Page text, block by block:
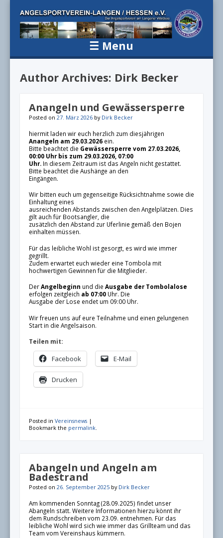
Langen /
e.V.
Der Angelsportverein am Langener Waldsee
☰ Menu
Skip to content
Author Archives: Dirk Becker
Anangeln und Gewässersperre
Posted on 27. März 2026 by Dirk Becker
hiermit laden wir euch herzlich zum diesjährigen
Anangeln am 29.03.2026 ein.
Bitte beachtet die Gewässersperre vom 27.03.2026,
00:00 Uhr bis zum 29.03.2026, 07:00
Uhr. In diesem Zeitraum ist das Angeln nicht gestattet.
Bitte beachtet die Aushänge an den
Eingängen.
Wir bitten euch um gegenseitige Rücksichtnahme sowie die
Einhaltung eines
ausreichenden Abstands zwischen den Angelplätzen. Dies
gilt auch für Bootsangler, die
zusätzlich den Abstand zur Uferlinie gemäß den Bojen
einhalten müssen.
Für das leibliche Wohl ist gesorgt, es wird wie immer
gegrillt.
Zudem erwartet euch wieder eine Tombola mit
hochwertigen Gewinnen für die Mitglieder.
DerAngelbeginn und die Ausgabe der Tombolalose
erfolgen zeitgleich ab 07:00 Uhr. Die
Ausgabe der Lose endet um 09:00 Uhr.
Wir freuen uns auf eure Teilnahme und einen gelungenen
Start in die Angelsaison.
Teilen mit:
Facebook E-Mail
Drucken
Posted in Vereinsnews |
Bookmark the permalink.
Abangeln und Angeln am
Badestrand
Posted on 26. September 2025 by Dirk Becker
Am kommenden Sonntag (28.09.2025) findet unser
Abangeln statt. Weitere Informationen hierzu könnt ihr
dem Rundschreiben vom 23.09. entnehmen. Für das
leibliche Wohl wird sich wie immer das Grillteam und das
Team vom Vereinshaus kümmern.